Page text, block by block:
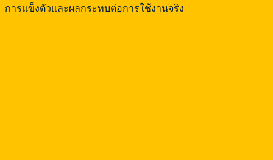
การแข็งตัวและผลกระทบต่อการใช้งานจริง